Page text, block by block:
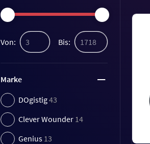
Von: Bis:
Marke
DOgistig43
Clever Wounder 14
Genius 13